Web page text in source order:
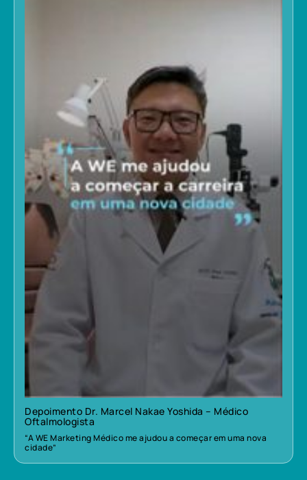
Depoimento Dr. Marcel Nakae Yoshida – Médico
Oftalmologista
“A WE Marketing Médico me ajudou a começar em uma nova
cidade”